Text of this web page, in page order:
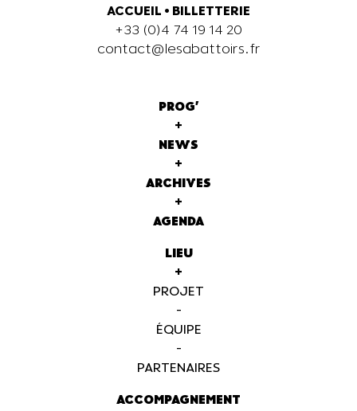
ACCUEIL • BILLETTERIE
+33 (0)4 74 19 14 20
contact@lesabattoirs.fr
PROG'
+
NEWS
+
ARCHIVES
+
AGENDA
LIEU
+
PROJET
-
ÉQUIPE
-
PARTENAIRES
ACCOMPAGNEMENT